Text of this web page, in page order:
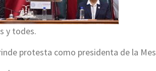
y todes.
protesta como presidenta de la